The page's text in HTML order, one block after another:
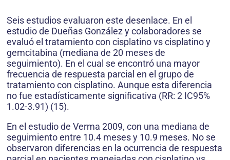
Seis estudios evaluaron este desenlace. En el
estudio de Dueñas González y colaboradores se
evaluó el tratamiento con cisplatino vs cisplatino y
gemcitabina (mediana de 20 meses de
seguimiento). En el cual se encontró una mayor
frecuencia de respuesta parcial en el grupo de
tratamiento con cisplatino. Aunque esta diferencia
no fue estadísticamente significativa (RR: 2 IC95%
1.02-3.91) (15).
En el estudio de Verma 2009, con una mediana de
seguimiento entre 10.4 meses y 10.9 meses. No se
observaron diferencias en la ocurrencia de respuesta